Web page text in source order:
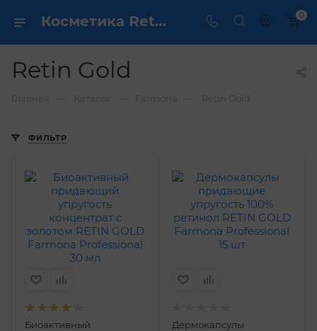
Косметика Retin Gold - купить в интернет магазине ✔️ по выгодной цене 0
Retin Gold
ФИЛЬТР
Биоактивный
Дермокапсулы